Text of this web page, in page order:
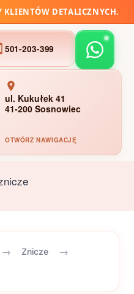
KLIENTÓW DETALICZNYCH.
501-203-399
ul. Kukułek 41
41-200 Sosnowiec
OTWÓRZ NAWIGACJĘ
→ Znicze →